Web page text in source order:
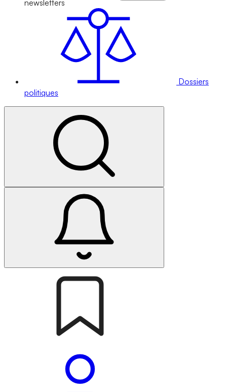
newsletters
Dossiers
politiques